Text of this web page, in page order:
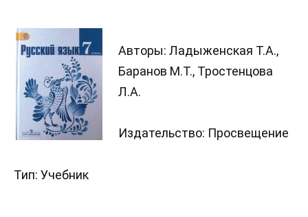
Авторы: Ладыженская Т.А.,
Баранов М.Т., Тростенцова
Л.А.
Издательство: Просвещение
Тип: Учебник